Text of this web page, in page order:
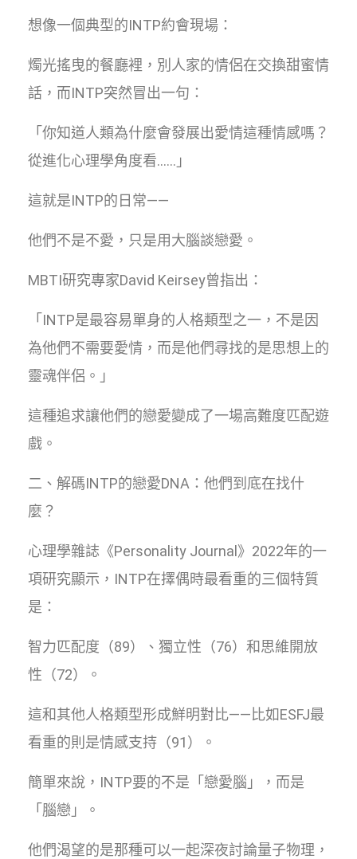
想像一個典型的INTP約會現場：
燭光搖曳的餐廳裡，別人家的情侶在交換甜蜜情
話，而INTP突然冒出一句：
「你知道人類為什麼會發展出愛情這種情感嗎？
從進化心理學角度看……」
這就是INTP的日常——
他們不是不愛，只是用大腦談戀愛。
MBTI研究專家David Keirsey曾指出：
「INTP是最容易單身的人格類型之一，不是因
為他們不需要愛情，而是他們尋找的是思想上的
靈魂伴侶。」
這種追求讓他們的戀愛變成了一場高難度匹配遊
戲。
二、解碼INTP的戀愛DNA：他們到底在找什
麼？
心理學雜誌《Personality Journal》2022年的一
項研究顯示，INTP在擇偶時最看重的三個特質
是：
智力匹配度（89）、獨立性（76）和思維開放
性（72）。
這和其他人格類型形成鮮明對比——比如ESFJ最
看重的則是情感支持（91）。
簡單來說，INTP要的不是「戀愛腦」，而是
「腦戀」。
他們渴望的是那種可以一起深夜討論量子物理，